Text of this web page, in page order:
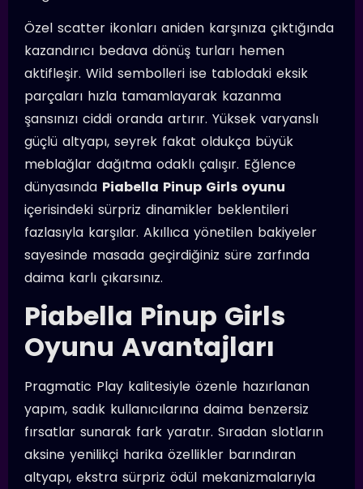
Özel scatter ikonları aniden karşınıza çıktığında
kazandırıcı bedava dönüş turları hemen
aktifleşir. Wild sembolleri ise tablodaki eksik
parçaları hızla tamamlayarak kazanma
şansınızı ciddi oranda artırır. Yüksek varyanslı
güçlü altyapı, seyrek fakat oldukça büyük
meblağlar dağıtma odaklı çalışır. Eğlence
dünyasında Piabella Pinup Girls oyunu
içerisindeki sürpriz dinamikler beklentileri
fazlasıyla karşılar. Akıllıca yönetilen bakiyeler
sayesinde masada geçirdiğiniz süre zarfında
daima karlı çıkarsınız.
Piabella Pinup Girls
Oyunu Avantajları
Pragmatic Play kalitesiyle özenle hazırlanan
yapım, sadık kullanıcılarına daima benzersiz
fırsatlar sunarak fark yaratır. Sıradan slotların
aksine yenilikçi harika özellikler barındıran
altyapı, ekstra sürpriz ödül mekanizmalarıyla